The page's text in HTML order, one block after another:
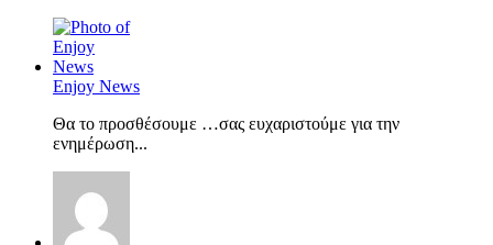
Enjoy News
Θα το προσθέσουμε …σας ευχαριστούμε για την
ενημέρωση...